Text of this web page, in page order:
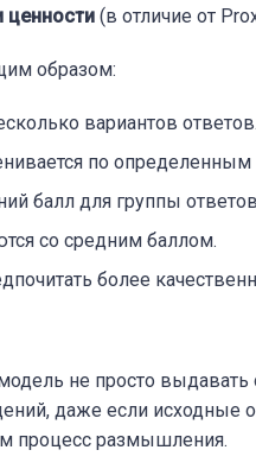
ценности (в отличие от
образом:
вариантов ответов.
по определенным
балл для группы
со средним баллом.
более
не просто выдавать
даже если
процесс размышления.